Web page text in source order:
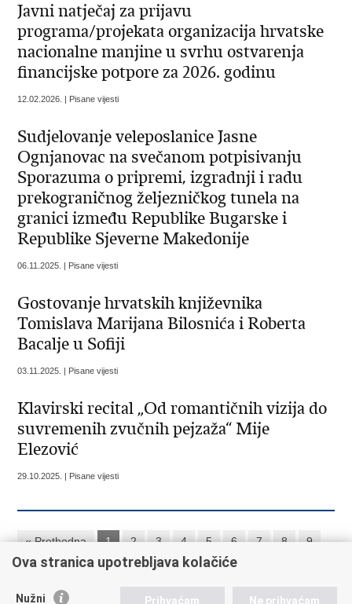
Javni natječaj za prijavu
programa/projekata organizacija hrvatske
nacionalne manjine u svrhu ostvarenja
financijske potpore za 2026. godinu
12.02.2026. | Pisane vijesti
Sudjelovanje veleposlanice Jasne
Ognjanovac na svečanom potpisivanju
Sporazuma o pripremi, izgradnji i radu
prekograničnog željezničkog tunela na
granici između Republike Bugarske i
Republike Sjeverne Makedonije
06.11.2025. | Pisane vijesti
​Gostovanje hrvatskih književnika
Tomislava Marijana Bilosnića i Roberta
Bacalje u Sofiji
03.11.2025. | Pisane vijesti
Klavirski recital „Od romantičnih vizija do
suvremenih zvučnih pejzaža“ Mije
Elezović
29.10.2025. | Pisane vijesti
« Prethodna 1 2 3 4 5 6 7 8
9
10
Sljedeća » »»
Ova stranica upotrebljava kolačiće
Nužni Prihvaćam Ne prihvaćam